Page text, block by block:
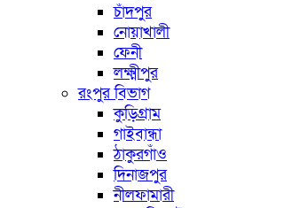
চাঁদপুর
নোয়াখালী
ফেনী
লক্ষ্মীপুর
রংপুর বিভাগ
কুড়িগ্রাম
গাইবান্ধা
ঠাকুরগাঁও
দিনাজপুর
নীলফামারী